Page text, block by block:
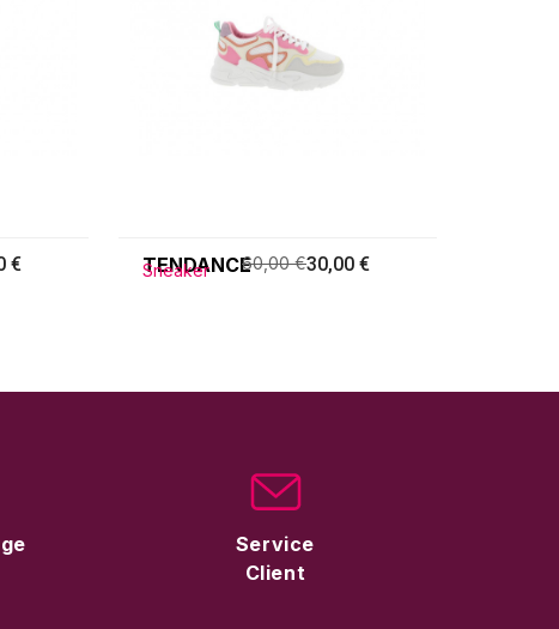
€ TENDANCE
Sneaker 60,00 €30,00 €
Service
Client